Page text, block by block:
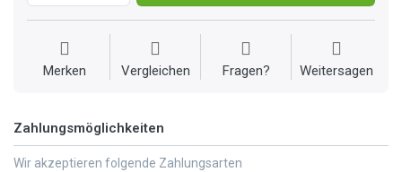
Merken Vergleichen Fragen? Weitersagen
Zahlungsmöglichkeiten
Wir akzeptieren folgende Zahlungsarten